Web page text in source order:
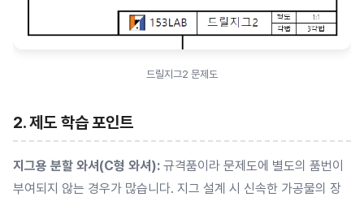
드릴지그2 문제도
2. 제도 학습 포인트
지그용 분할 와셔(C형 와셔): 규격품이라 문제도에 별도의 품번이
부여되지 않는 경우가 많습니다. 지그 설계 시 신속한 가공물의 장